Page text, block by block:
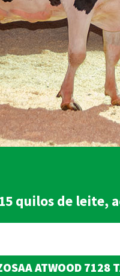
quilos de leite,
ATWOOD 7128